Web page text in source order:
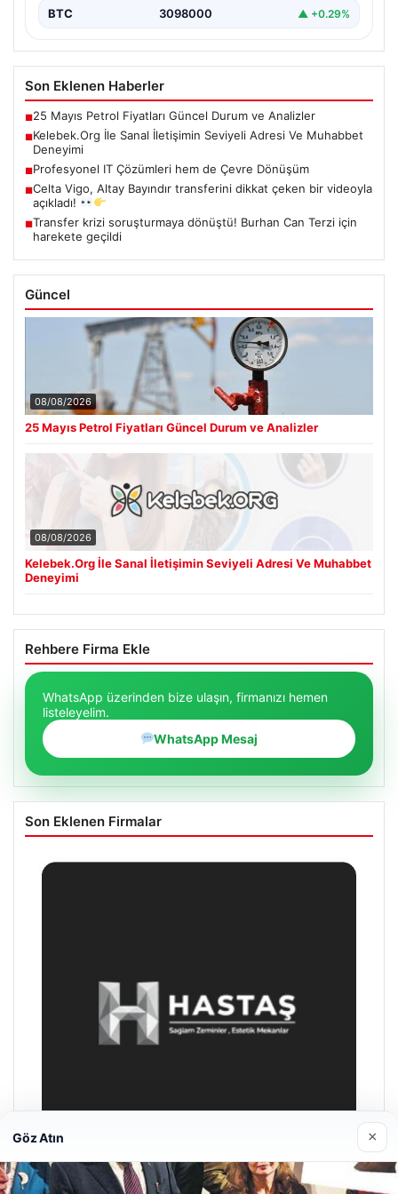
BTC 3098000 ▲ +0.29%
Son Eklenen Haberler
■25 Mayıs Petrol Fiyatları Güncel Durum ve Analizler
■Kelebek.Org İle Sanal İletişimin Seviyeli Adresi Ve Muhabbet
Deneyimi
■Profesyonel IT Çözümleri hem de Çevre Dönüşüm
■Celta Vigo, Altay Bayındır transferini dikkat çeken bir videoyla
açıkladı!
■Transfer krizi soruşturmaya dönüştü! Burhan Can Terzi için
harekete geçildi
Güncel
08/08/2026
25 Mayıs Petrol Fiyatları Güncel Durum ve Analizler
08/08/2026
Kelebek.Org İle Sanal İletişimin Seviyeli Adresi Ve Muhabbet
Deneyimi
Rehbere Firma Ekle
WhatsApp üzerinden bize ulaşın, firmanızı hemen
listeleyelim.
WhatsApp Mesaj
Son Eklenen Firmalar
Göz Atın ×